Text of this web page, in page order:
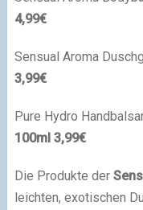
4,99€
Sensual Aroma
3,99€
Pure Hydro
100ml 3,99€
Die Produkte der
leichten, exotischen